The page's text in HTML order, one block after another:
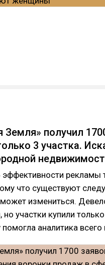
Земля» получил
3 участка.
рекламы
что существуют
измениться.
участки купили
аналитика всего